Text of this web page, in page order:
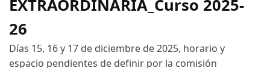
EXTRAORDINARIA_Curso 2025-
26
Días 15, 16 y 17 de diciembre de 2025, horario y
espacio pendientes de definir por la comisión